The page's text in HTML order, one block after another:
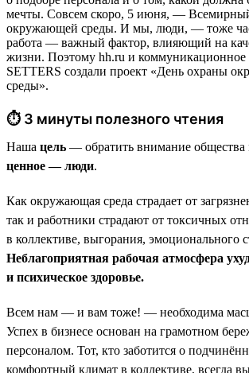
мечты. Совсем скоро, 5 июня, —
окружающей среды. И мы, люди, — тоже
работа — важный фактор, влияющий на
жизни. Поэтому hh.ru и коммуникационное
SETTERS создали проект «День охраны
среды».
⏱ 3 минуты полезного чтения
Наша цель — обратить внимание общества
ценное — люди.
Как окружающая среда страдает от
так и работники страдают от токсичных
в коллективе, выгорания, эмоционального
Неблагоприятная рабочая атмосфера
и психическое здоровье.
Всем нам — и вам тоже! — необходима
Успех в бизнесе основан на грамотном
персоналом. Тот, кто заботится о
комфортный климат в коллективе, всегда